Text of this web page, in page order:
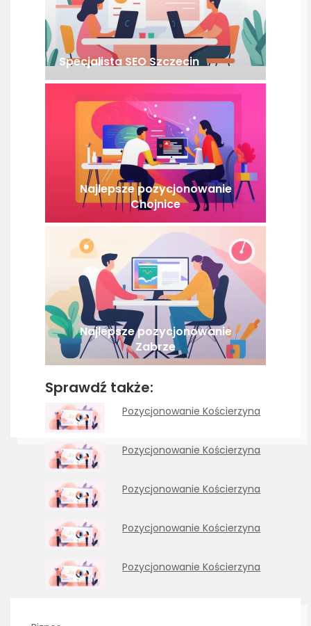
Specjalista SEO Szczecin
Najlepsze pozycjonowanie
Chojnice
Najlepsze pozycjonowanie
Zabrze
Sprawdź także:
Pozycjonowanie Kościerzyna
Pozycjonowanie Kościerzyna
Pozycjonowanie Kościerzyna
Pozycjonowanie Kościerzyna
Pozycjonowanie Kościerzyna